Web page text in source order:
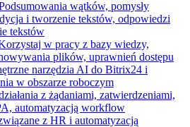
wątków, pomysły
i tworzenie tekstów, odpowiedzi
tekstów
w pracy z bazy wiedzy,
plików, uprawnień dostępu
narzędzia AI do Bitrix24 i
w obszarze roboczym
z żądaniami, zatwierdzeniami,
automatyzacją workflow
z HR i automatyzacją